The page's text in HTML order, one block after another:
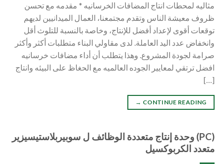
مثاليه لمحطات انتاج المضافات الخرسانيه * مقدمه مع تحسن
ظروف معيشة الناس وتقدم مجتمعنا، العمال الميدانيين لديهم
توقعات أقوى لإعداد أفضل للإنتاج، وخاصة بالنسبة للتلوث أقل
وانخفاض عدد اليد العاملة. لدى مقاولي البناء متطلبات أكثر وأكثر
صرامة لجودة المشروع. وهذا يتطلب أن أداء مضافات خرسانيه
افضل ترتقي لمعايير الجوده العالميه مع الحغاظ على البيئه وانتاج
[…]
CONTINUE READING
→
(PC) وحدة إنتاج متعددة الوظائف ل سوبيربلاستيسيزير
متعدد الكربوكسيل